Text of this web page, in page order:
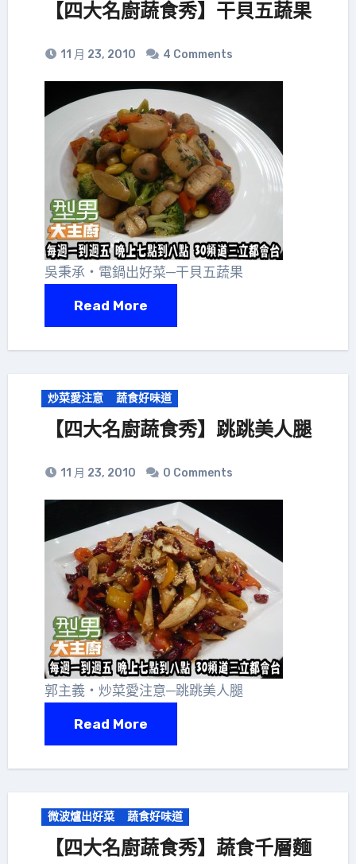
【四大名廚蔬食秀】干貝五蔬果
11 月 23, 2010 4 Comments
吳秉承‧電鍋出好菜─干貝五蔬果
Read More
炒菜愛注意 蔬食好味道
【四大名廚蔬食秀】跳跳美人腿
11 月 23, 2010 0 Comments
郭主義‧炒菜愛注意─跳跳美人腿
Read More
微波爐出好菜 蔬食好味道
【四大名廚蔬食秀】蔬食千層麵